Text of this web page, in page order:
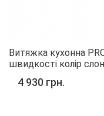
Витяжка кухонна
швидкості колір
4 930 грн.